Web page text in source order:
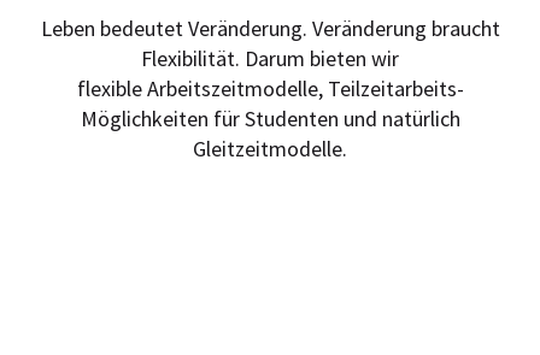
Leben bedeutet Veränderung. Veränderung braucht
Flexibilität. Darum bieten wir
flexible Arbeitszeitmodelle, Teilzeitarbeits-
Möglichkeiten für Studenten und natürlich
Gleitzeitmodelle.